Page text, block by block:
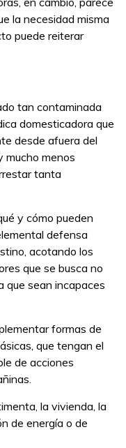
la necesidad misma
puede reiterar
tan contaminada
domesticadora que
desde afuera del
mucho menos
tanta
y cómo pueden
defensa
acotando los
que se busca no
que sean incapaces
formas de
que tengan el
de acciones
la vivienda, la
de energía o de